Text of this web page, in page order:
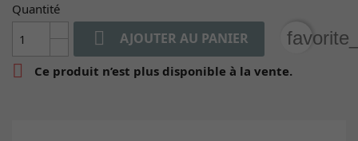
Quantité
 AJOUTER AU PANIER

Ce produit n’est plus disponible à la vente.